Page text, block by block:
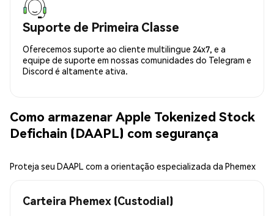
Suporte de Primeira Classe
Oferecemos suporte ao cliente multilingue 24x7, e a
equipe de suporte em nossas comunidades do Telegram e
Discord é altamente ativa.
Como armazenar Apple Tokenized Stock
Defichain (DAAPL) com segurança
Proteja seu DAAPL com a orientação especializada da Phemex
Carteira Phemex (Custodial)